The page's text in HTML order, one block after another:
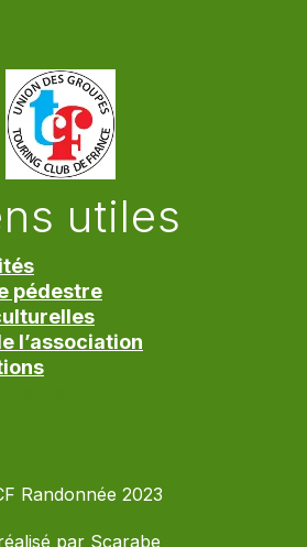
utiles
pédestre
l’association
Randonnée 2023
par Scarabe